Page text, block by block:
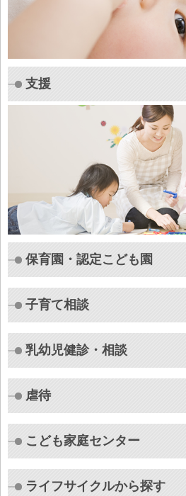
支援
保育園・認定こども園
子育て相談
乳幼児健診・相談
虐待
こども家庭センター
ライフサイクルから探す